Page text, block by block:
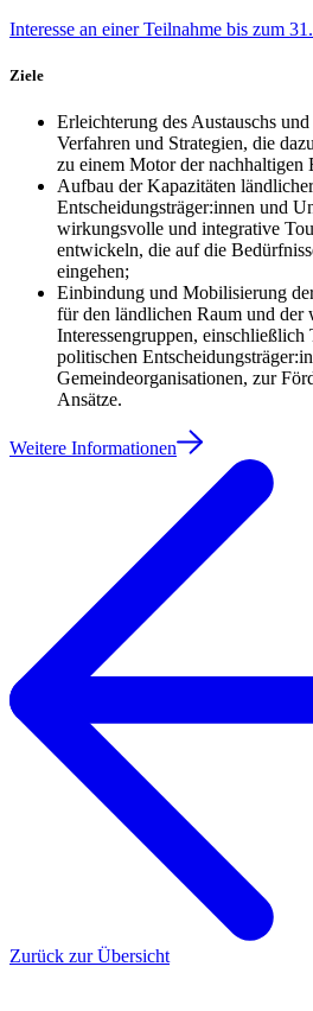
Interesse an einer Teilnahme bis zum
Ziele
Erleichterung des Austauschs
Verfahren und Strategien, die
zu einem Motor der nachhaltigen
Aufbau der Kapazitäten
Entscheidungsträger:innen und
wirkungsvolle und integrative
entwickeln, die auf die
eingehen;
Einbindung und Mobilisierung
für den ländlichen Raum und der
Interessengruppen, einschließlich
politischen
Gemeindeorganisationen, zur
Ansätze.
Weitere Informationen
Zurück zur Übersicht